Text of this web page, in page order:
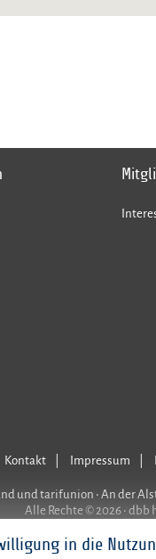
Kontakt Impressum
und tarifunion • An der
Alle Rechte © 2026 • dbb
in die